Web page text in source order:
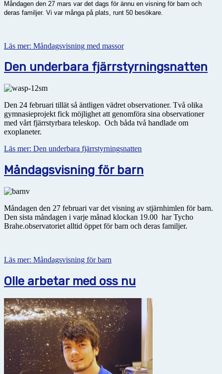
Måndagen den 27 mars var det dags för ännu en visning för barn och
deras familjer. Vi var många på plats, runt 50 besökare.
Läs mer: Måndagsvisning med massor
Den underbara fjärrstyrningsnatten
Den 24 februari tillät så äntligen vädret observationer. Två olika
gymnasieprojekt fick möjlighet att genomföra sina observationer
med vårt fjärrstyrbara teleskop. Och båda två handlade om
exoplaneter.
Läs mer: Den underbara fjärrstyrningsnatten
Måndagsvisning för barn
Måndagen den 27 februari var det visning av stjärnhimlen för barn.
Den sista måndagen i varje månad klockan 19.00 har Tycho
Brahe.observatoriet alltid öppet för barn och deras familjer.
Läs mer: Måndagsvisning för barn
Olle arbetar med oss nu